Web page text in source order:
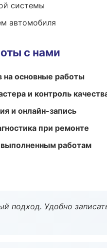
системы
автомобиля
с нами
на основные работы
и контроль
и онлайн-запись
при ремонте
работам
подход. Удобно